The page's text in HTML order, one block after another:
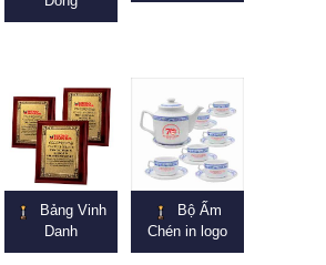
Bảng Vinh
Danh
Bộ Ấm
Chén in logo